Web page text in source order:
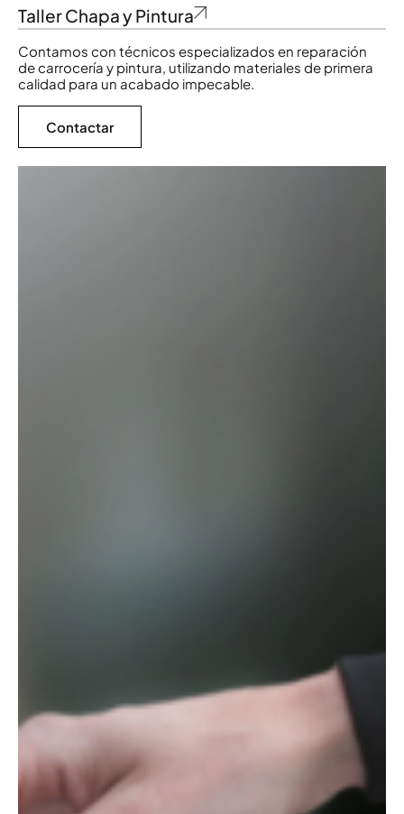
Taller Chapa y Pintura
Contamos con técnicos especializados en reparación
de carrocería y pintura, utilizando materiales de primera
calidad para un acabado impecable.
Contactar